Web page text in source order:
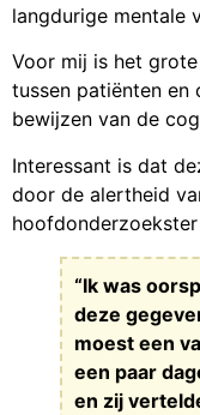
langdurige mentale
Voor mij is het
tussen patiënten en
bewijzen van de
Interessant is dat
door de alertheid
“Ik was
deze
moest een
een paar
en zij